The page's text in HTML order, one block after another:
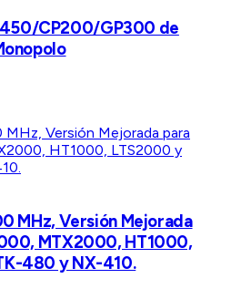
CP200/GP300 de
MHz, Versión Mejorada
MTX2000, HT1000,
480 y NX-410.